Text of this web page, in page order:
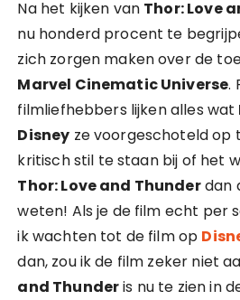
Na het kijken van Thor: Love
nu honderd procent te
zich zorgen maken over de
Marvel Cinematic Universe.
filmliefhebbers lijken alles wat
Disney ze voorgeschoteld op
kritisch stil te staan bij of het
Thor: Love and Thunderdan
weten! Als je de film echt per
ik wachten tot de film op
dan, zou ik de film zeker niet
and Thunderis nu te zien in